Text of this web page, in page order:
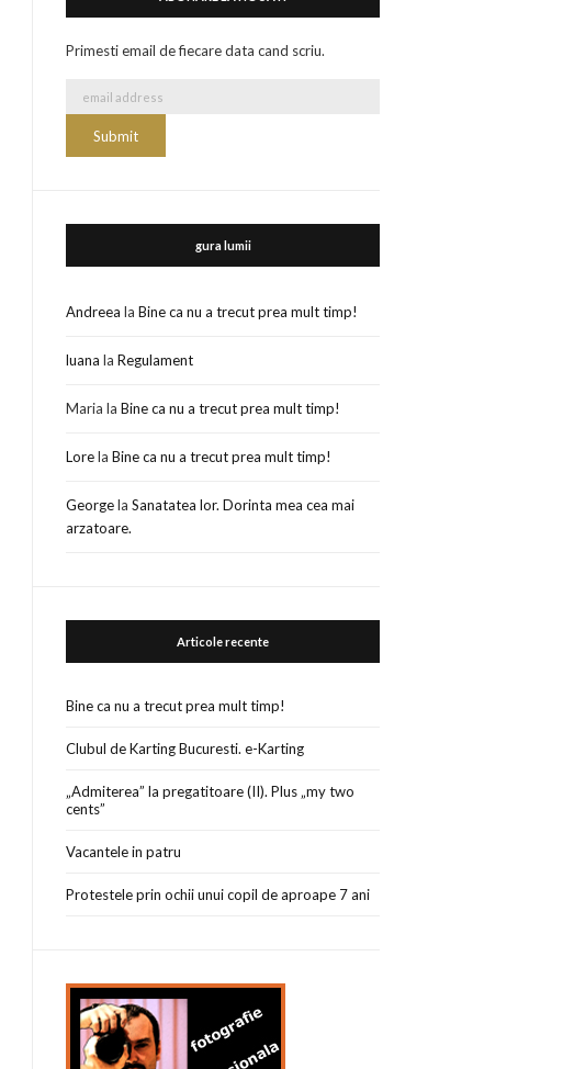
Primesti email de fiecare data cand scriu.
gura lumii
Andreea laBine ca nu a trecut prea mult timp!
luana laRegulament
Maria laBine ca nu a trecut prea mult timp!
LorelaBine ca nu a trecut prea mult timp!
GeorgelaSanatatea lor. Dorinta mea cea mai
arzatoare.
Articole recente
Bine ca nu a trecut prea mult timp!
Clubul de Karting Bucuresti. e-Karting
„Admiterea” la pregatitoare (II). Plus „my two
cents”
Vacantele in patru
Protestele prin ochii unui copil de aproape 7 ani